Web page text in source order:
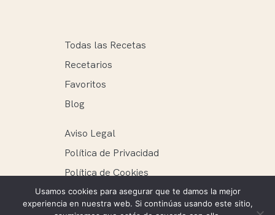
Todas las Recetas
Recetarios
Favoritos
Blog
Aviso Legal
Política de Privacidad
Política de Cookies
Usamos cookies para asegurar que te damos la mejor
experiencia en nuestra web. Si continúas usando este sitio,